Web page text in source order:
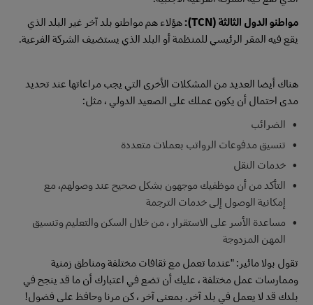
مواطنو الدول الثالثة (TCN):
هؤلاء هم مواطنو بلد آخر غير البلد الذي
يقع فيه المقر الرئيسي للمنظمة أو البلد الذي يستضيف الشركة الفرعية.
هناك أيضا العديد من المشكلات الأخرى التي يجب مراعاتها عند تحديد
مدى احتمال أن يكون عملك على الصعيد الدولي ، مثل:
الضرائب
تنسيق مدفوعات الرواتب بعملات متعددة
خدمات النقل
التأكد من أن موظفيك موجهون بشكل صحيح عند وصولهم، مع
إمكانية الوصول إلى خدمات الترجمة
مساعدة الأسر على الاستقرار ، من خلال السكن والتعليم وتنسيق
المهن المزدوجة
تقول بولا مائير: "عندما تعمل مع ثقافات مختلفة ومناطق زمنية
وممارسات عمل مختلفة ، عليك أن تضع في اعتبارك أن ما قد ينجح في
بلدك قد لا يعمل في بلد آخر. بمعنى آخر ، كن مرنا وحافظ على فضول!